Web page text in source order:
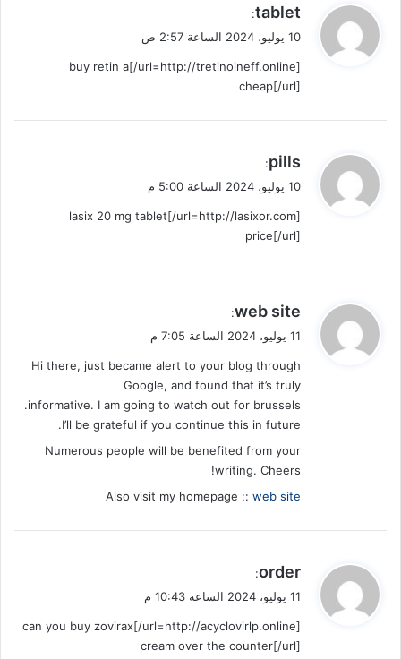
ي
ق
ل
tablet
:
10 يوليو، 2024 الساعة 2:57 ص
[url=http://tretinoineff.online/]buy retin a
cheap[/url]
ي
ق
ل
pills
:
10 يوليو، 2024 الساعة 5:00 م
[url=http://lasixor.com/]lasix 20 mg tablet
price[/url]
ي
ق
ل
web site
:
11 يوليو، 2024 الساعة 7:05 م
Hi there, just became alert to your blog through
Google, and found that it’s truly
informative. I am going to watch out for brussels.
I’ll be grateful if you continue this in future.
Numerous people will be benefited from your
writing. Cheers!
Also visit my homepage :: web site
ي
ق
ل
order
:
11 يوليو، 2024 الساعة 10:43 م
[url=http://acyclovirlp.online/]can you buy zovirax
cream over the counter[/url]